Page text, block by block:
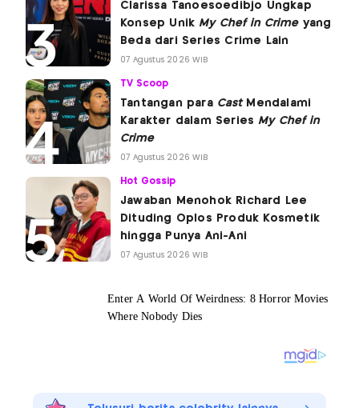
Clarissa Tanoesoedibjo Ungkap
Konsep Unik My Chef in Crimeyang
Beda dari Series Crime Lain
07 Agustus 2026 WIB
TV Scoop
Tantangan para CastMendalami
Karakter dalam Series My Chef in
Crime
07 Agustus 2026 WIB
Hot Gossip
Jawaban Menohok Richard Lee
Dituding Oplos Produk Kosmetik
hingga Punya Ani-Ani
07 Agustus 2026 WIB